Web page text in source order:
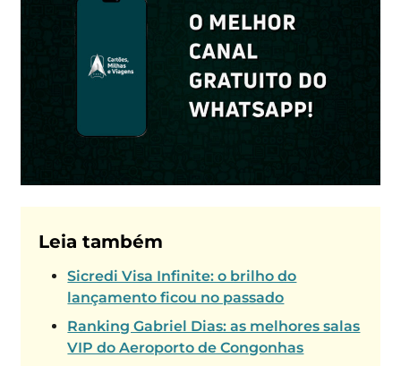
Leia também
Sicredi Visa Infinite: o brilho do
lançamento ficou no passado
Ranking Gabriel Dias: as melhores salas
VIP do Aeroporto de Congonhas